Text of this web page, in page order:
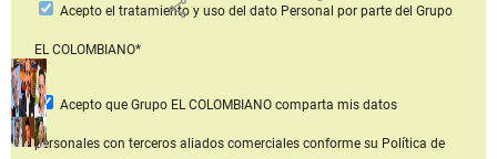
share
Acepto el tratamiento y uso del dato Personal por parte del Grupo
EL COLOMBIANO*
Acepto que Grupo EL COLOMBIANOcomparta mis datos
personales con terceros aliados comerciales conforme su Política de